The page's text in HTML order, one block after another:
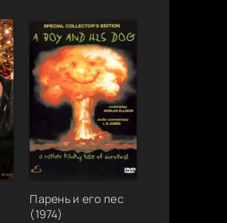
Парень и его пес
(1974)